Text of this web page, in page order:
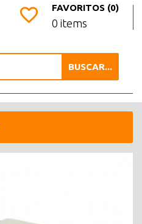
FAVORITOS (0)
0 items
BUSCAR...